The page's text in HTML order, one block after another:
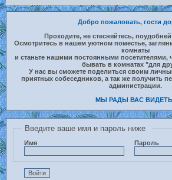
Добро пожаловать, гости
Проходите, не стесняйтесь,
Осмотритесь в нашем уютном поместье,
комнаты
и станьте нашими постоянными посетителями,
бывать в комнатах "для
У нас вы сможете поделиться своим
приятных собеседников, а так же получить
администрации.
МЫ РАДЫ ВАС
Введите ваше имя и пароль ниже
Имя Пароль